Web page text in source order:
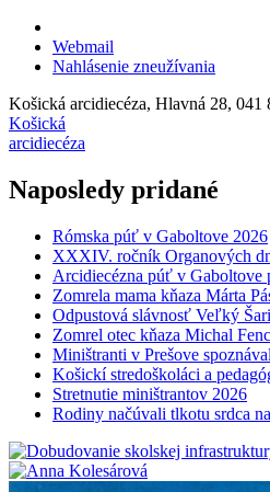
Webmail
Nahlásenie zneužívania
Košická arcidiecéza, Hlavná 28, 041
Košická
arcidiecéza
Naposledy pridané
Rómska púť v Gaboltove 2026
XXXIV. ročník Organových
Arcidiecézna púť v Gaboltove
Zomrela mama kňaza Márta
Odpustová slávnosť Veľký
Zomrel otec kňaza Michal
Miništranti v Prešove
Košickí stredoškoláci a
Stretnutie miništrantov 2026
Rodiny načúvali tlkotu srdca